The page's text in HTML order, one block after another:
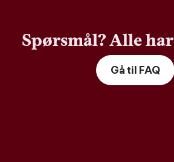
Spørsmål? Alle har
Gå til FAQ